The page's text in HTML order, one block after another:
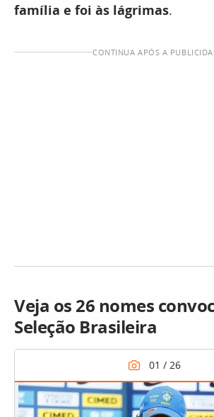
família e foi às lágrimas.
CONTINUA APÓS A
Veja os 26 nomes
Seleção Brasileira